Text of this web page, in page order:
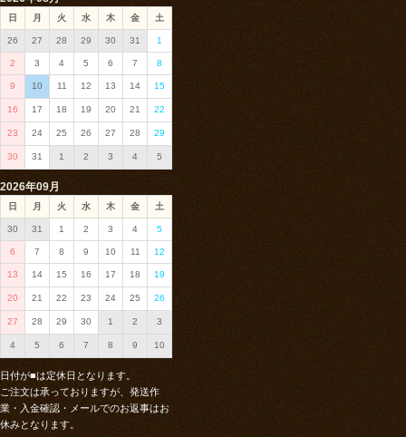
日 月 火 水 木 金 土
26 27 28 29 30 31 1
2 3 4 5 6 7 8
9 10 11 12 13 14 15
16 17 18 19 20 21 22
23 24 25 26 27 28 29
30 31 1 2 3 4 5
2026年09月
日 月 火 水 木 金 土
30 31 1 2 3 4 5
6 7 8 9 10 11 12
13 14 15 16 17 18 19
20 21 22 23 24 25 26
27 28 29 30 1 2 3
4 5 6 7 8 9 10
日付が■は定休日となります。
ご注文は承っておりますが、発送作
業・入金確認・メールでのお返事はお
休みとなります。